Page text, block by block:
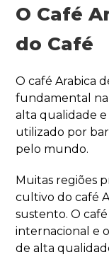
O Café
do Café
O café Arabica
fundamental na
alta qualidade
utilizado por
pelo mundo.
Muitas regiões
cultivo do café
sustento. O
internacional e
de alta